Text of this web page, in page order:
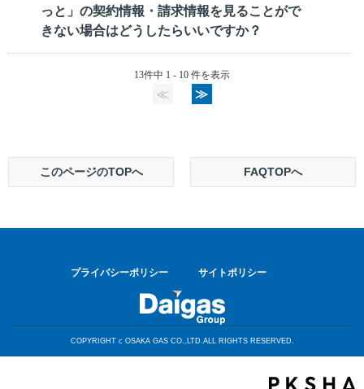
っと」の契約情報・請求情報を見ることがで
きない場合はどうしたらいいですか？
13件中 1 - 10 件を表示
≪ ≫
このページのTOPへ FAQTOPへ
プライバシーポリシー サイトポリシー
COPYRIGHT c OSAKA GAS CO.,LTD.ALL RIGHTS RESERVED.